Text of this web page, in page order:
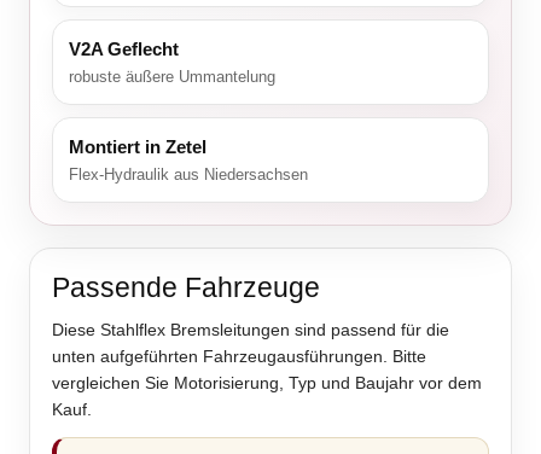
V2A Geflecht
robuste äußere Ummantelung
Montiert in Zetel
Flex-Hydraulik aus Niedersachsen
Passende Fahrzeuge
Diese Stahlflex Bremsleitungen sind passend für die
unten aufgeführten Fahrzeugausführungen. Bitte
vergleichen Sie Motorisierung, Typ und Baujahr vor dem
Kauf.